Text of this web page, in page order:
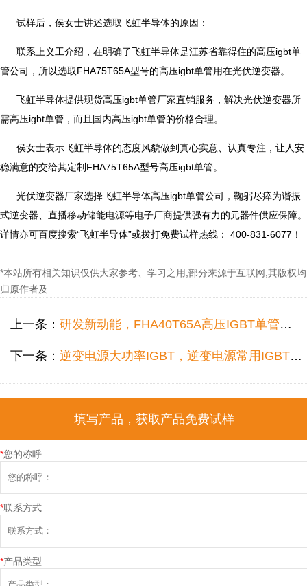
试样后，侯女士讲述选取飞虹半导体的原因：
联系上义工介绍，在明确了飞虹半导体是江苏省靠得住的高压igbt单
管公司，所以选取FHA75T65A型号的高压igbt单管用在光伏逆变器。
飞虹半导体提供现货高压igbt单管厂家直销服务，解决光伏逆变器所
需高压igbt单管，而且国内高压igbt单管的价格合理。
侯女士表示飞虹半导体的态度风貌做到真心实意、认真专注，让人安
稳满意的交给其定制FHA75T65A型号高压igbt单管。
光伏逆变器厂家选择飞虹半导体高压igbt单管公司，鞠躬尽瘁为谐振
式逆变器、直播移动储能电源等电子厂商提供强有力的元器件供应保障。
详情亦可百度搜索“飞虹半导体”或拨打免费试样热线： 400-831-6077！
*本站所有相关知识仅供大家参考、学习之用,部分来源于互联网,其版权均
归原作者及
上一条： 研发新动能，FHA40T65A高压IGBT单管带给生产厂的不只是低成本
下一条： 逆变电源大功率IGBT，逆变电源常用IGBT管公司现货哪个好？
填写产品，获取产品免费试样
*您的称呼
*联系方式
*产品类型